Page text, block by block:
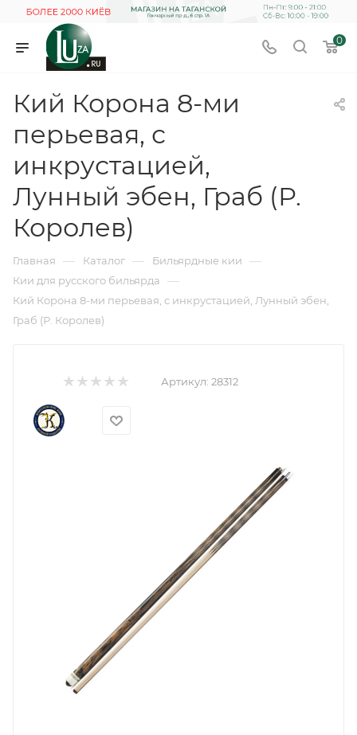
0
Кий Корона 8-ми
перьевая, с
инкрустацией,
Лунный эбен, Граб (Р.
Королев)
Главная — Каталог — Бильярдные кии —
Кии для русского бильярда —
Кий Корона 8-ми перьевая, с инкрустацией, Лунный эбен,
Граб (Р. Королев)
Артикул: 28312